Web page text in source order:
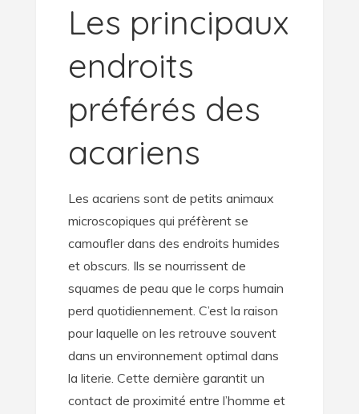
Les principaux
endroits
préférés des
acariens
Les acariens sont de petits animaux
microscopiques qui préfèrent se
camoufler dans des endroits humides
et obscurs. Ils se nourrissent de
squames de peau que le corps humain
perd quotidiennement. C’est la raison
pour laquelle on les retrouve souvent
dans un environnement optimal dans
la literie. Cette dernière garantit un
contact de proximité entre l’homme et